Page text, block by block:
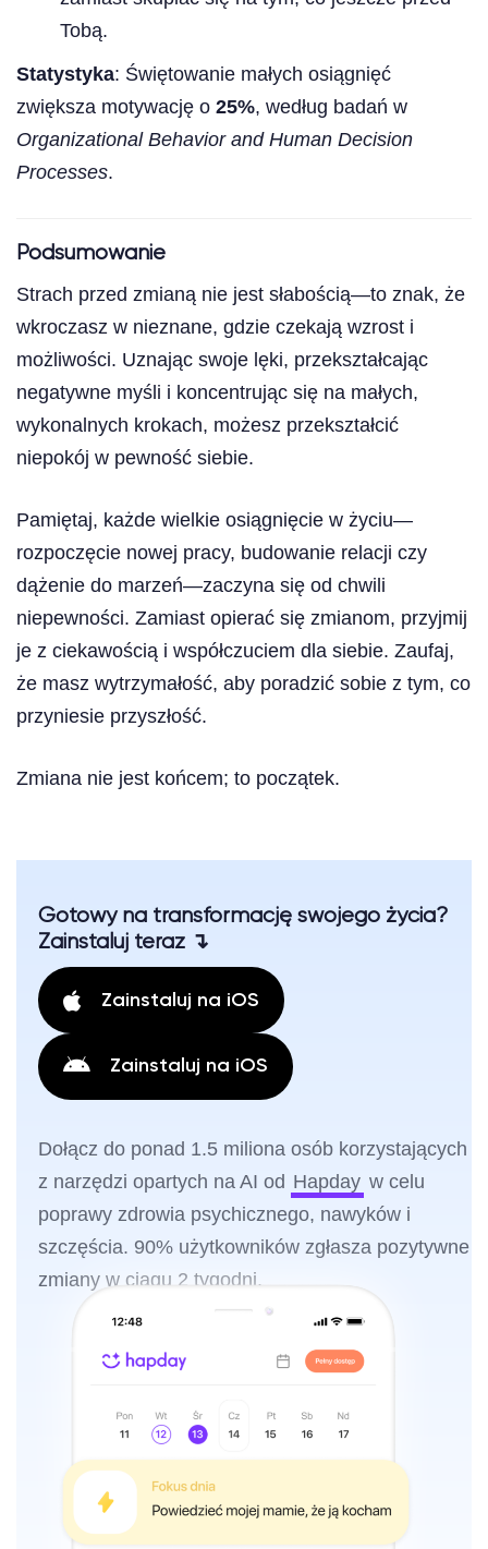
Tobą.
Statystyka: Świętowanie małych osiągnięć
zwiększa motywację o 25%, według badań w
Organizational Behavior and Human Decision
Processes.
Podsumowanie
Strach przed zmianą nie jest słabością—to znak, że
wkroczasz w nieznane, gdzie czekają wzrost i
możliwości. Uznając swoje lęki, przekształcając
negatywne myśli i koncentrując się na małych,
wykonalnych krokach, możesz przekształcić
niepokój w pewność siebie.
Pamiętaj, każde wielkie osiągnięcie w życiu—
rozpoczęcie nowej pracy, budowanie relacji czy
dążenie do marzeń—zaczyna się od chwili
niepewności. Zamiast opierać się zmianom, przyjmij
je z ciekawością i współczuciem dla siebie. Zaufaj,
że masz wytrzymałość, aby poradzić sobie z tym, co
przyniesie przyszłość.
Zmiana nie jest końcem; to początek.
Gotowy na transformację swojego życia?
Zainstaluj teraz ↴
Zainstaluj na iOS
Zainstaluj na iOS
Dołącz do ponad 1.5 miliona osób korzystających
z narzędzi opartych na AI od Hapday w celu
poprawy zdrowia psychicznego, nawyków i
szczęścia. 90% użytkowników zgłasza pozytywne
zmiany w ciągu 2 tygodni.